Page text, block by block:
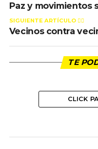
Paz y movimientos
SIGUIENTE ARTÍCULO 👈🏻
Vecinos contra
TE
CLICK